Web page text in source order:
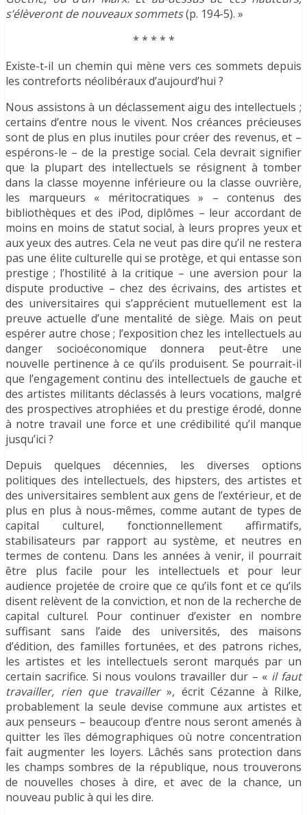
s’élèveront de nouveaux sommets(p. 194-5). »
* * * * *
Existe-t-il un chemin qui mène vers ces sommets depuis
les contreforts néolibéraux d’aujourd’hui ?
Nous assistons à un déclassement aigu des intellectuels ;
certains d’entre nous le vivent. Nos créances précieuses
sont de plus en plus inutiles pour créer des revenus, et –
espérons-le – de la prestige social. Cela devrait signifier
que la plupart des intellectuels se résignent à tomber
dans la classe moyenne inférieure ou la classe ouvrière,
les marqueurs « méritocratiques » – contenus des
bibliothèques et des iPod, diplômes – leur accordant de
moins en moins de statut social, à leurs propres yeux et
aux yeux des autres. Cela ne veut pas dire qu’il ne restera
pas une élite culturelle qui se protège, et qui entasse son
prestige ; l’hostilité à la critique – une aversion pour la
dispute productive – chez des écrivains, des artistes et
des universitaires qui s’apprécient mutuellement est la
preuve actuelle d’une mentalité de siège. Mais on peut
espérer autre chose ; l’exposition chez les intellectuels au
danger socioéconomique donnera peut-être une
nouvelle pertinence à ce qu’ils produisent. Se pourrait-il
que l’engagement continu des intellectuels de gauche et
des artistes militants déclassés à leurs vocations, malgré
des prospectives atrophiées et du prestige érodé, donne
à notre travail une force et une crédibilité qu’il manque
jusqu’ici ?
Depuis quelques décennies, les diverses options
politiques des intellectuels, des hipsters, des artistes et
des universitaires semblent aux gens de l’extérieur, et de
plus en plus à nous-mêmes, comme autant de types de
capital culturel, fonctionnellement affirmatifs,
stabilisateurs par rapport au système, et neutres en
termes de contenu. Dans les années à venir, il pourrait
être plus facile pour les intellectuels et pour leur
audience projetée de croire que ce qu’ils font et ce qu’ils
disent relèvent de la conviction, et non de la recherche de
capital culturel. Pour continuer d’exister en nombre
suffisant sans l’aide des universités, des maisons
d’édition, des familles fortunées, et des patrons riches,
les artistes et les intellectuels seront marqués par un
certain sacrifice. Si nous voulons travailler dur – « il faut
travailler, rien que travailler», écrit Cézanne à Rilke,
probablement la seule devise commune aux artistes et
aux penseurs – beaucoup d’entre nous seront amenés à
quitter les îles démographiques où notre concentration
fait augmenter les loyers. Lâchés sans protection dans
les champs sombres de la république, nous trouverons
de nouvelles choses à dire, et avec de la chance, un
nouveau public à qui les dire.